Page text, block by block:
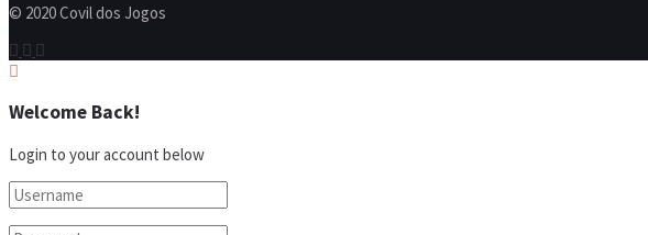
© 2020 Covil dos Jogos
Welcome Back!
Login to your account below